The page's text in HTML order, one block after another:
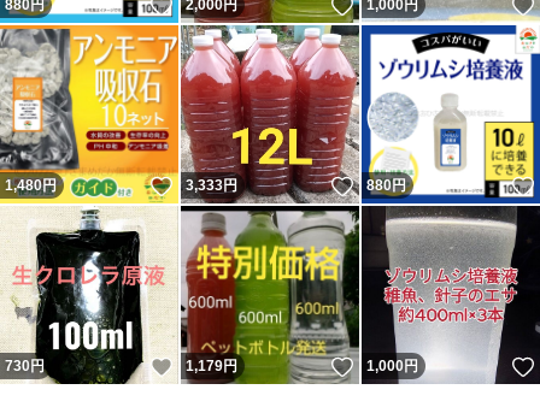
880円 いいね！
2,000円 いいね！
1,000円
1,480円 いいね！
3,333円 いいね！
880円
730円 いいね！
1,179円 いいね！
1,000円